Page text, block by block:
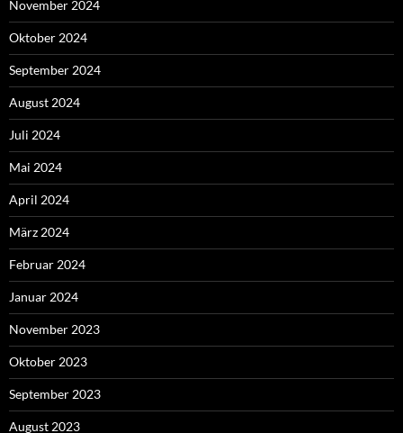
November 2024
Oktober 2024
September 2024
August 2024
Juli 2024
Mai 2024
April 2024
März 2024
Februar 2024
Januar 2024
November 2023
Oktober 2023
September 2023
August 2023